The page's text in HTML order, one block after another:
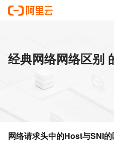
经典网络网络区别
网络请求头中的Host与SNI